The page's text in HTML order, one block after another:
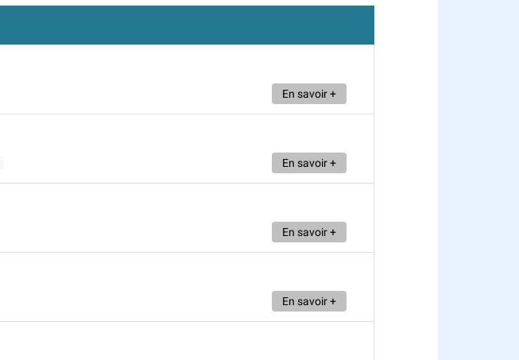
En savoir +
En savoir +
En savoir +
En savoir +